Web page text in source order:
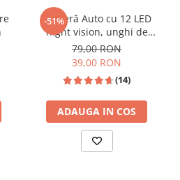
Spotify sau mesajele
HD, fără a mai avea nevoie
prin mașină.
-51%
Cameră Auto cu 12 LED
night vision, unghi de
vizualizare 170°, rezistentă
la apă IPX6 si praf
79,00 RON
39,00 RON
(14)
ADAUGA IN COS